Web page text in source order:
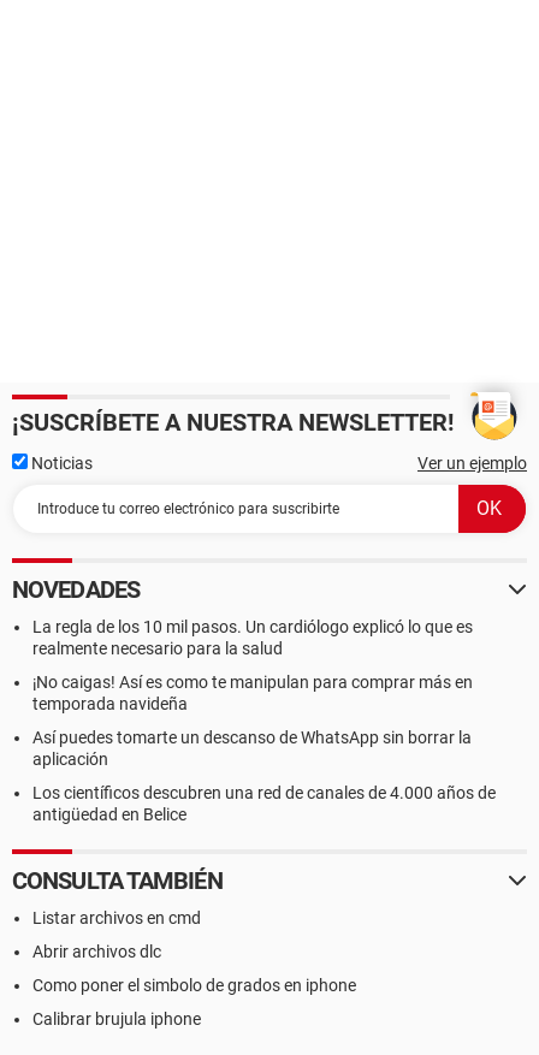
¡SUSCRÍBETE A NUESTRA NEWSLETTER!
Noticias Ver un ejemplo
NOVEDADES
La regla de los 10 mil pasos. Un cardiólogo explicó lo que es
realmente necesario para la salud
¡No caigas! Así es como te manipulan para comprar más en
temporada navideña
Así puedes tomarte un descanso de WhatsApp sin borrar la
aplicación
Los científicos descubren una red de canales de 4.000 años de
antigüedad en Belice
CONSULTA TAMBIÉN
Listar archivos en cmd
Abrir archivos dlc
Como poner el simbolo de grados en iphone
Calibrar brujula iphone